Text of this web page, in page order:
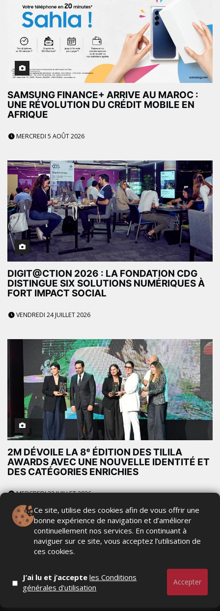
SAMSUNG FINANCE+ ARRIVE AU MAROC :
UNE RÉVOLUTION DU CRÉDIT MOBILE EN
AFRIQUE
MERCREDI 5 AOÛT 2026
DIGIT@CTION 2026 : LA FONDATION CDG
DISTINGUE SIX SOLUTIONS NUMÉRIQUES À
FORT IMPACT SOCIAL
VENDREDI 24 JUILLET 2026
2M DÉVOILE LA 8ᵉ ÉDITION DES TILILA
AWARDS AVEC UNE NOUVELLE IDENTITÉ ET
DES CATÉGORIES ENRICHIES
MERCREDI 22 JUILLET 2026
Ce site, utilise des cookies afin de vous offrir une
bonne expérience de navigation et d’améliorer
continuellement nos services. En continuant à
naviguer sur ce site, vous acceptez l’utilisation de
ces cookies.
J’ai lu et j’accepteles Conditions
générales d'utilisation
Accepter